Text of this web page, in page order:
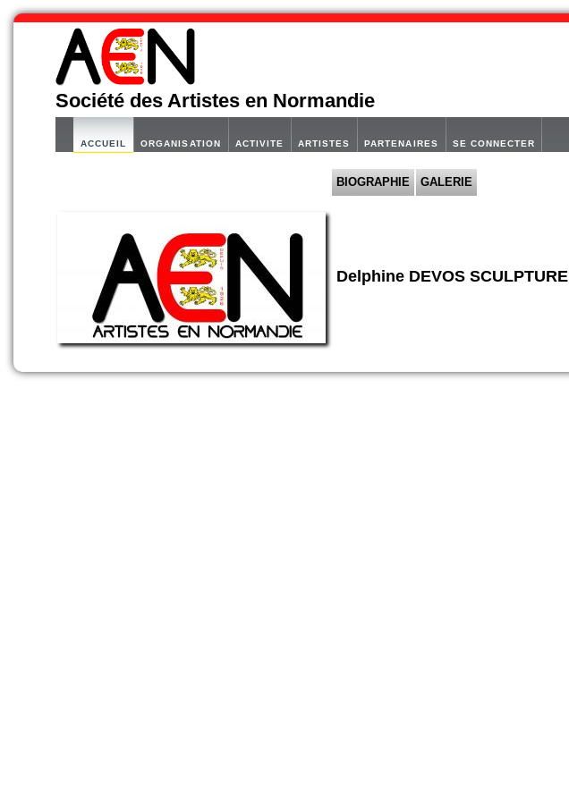
Société des Artistes en Normandie
ACCUEIL ORGANISATION ACTIVITE ARTISTES PARTENAIRES SE CONNECTER
BIOGRAPHIE GALERIE
Delphine DEVOS SCULPTURE